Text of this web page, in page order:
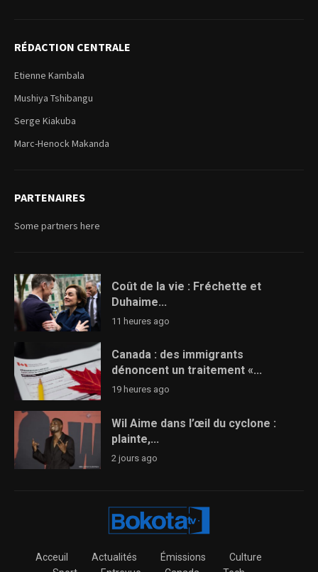
RÉDACTION CENTRALE
Etienne Kambala
Mushiya Tshibangu
Serge Kiakuba
Marc-Henock Makanda
PARTENAIRES
Some partners here
Coût de la vie : Fréchette et
Duhaime...
11 heures ago
Canada : des immigrants
dénoncent un traitement «...
19 heures ago
Wil Aime dans l’œil du cyclone :
plainte,...
2 jours ago
Acceuil Actualités Émissions
Culture